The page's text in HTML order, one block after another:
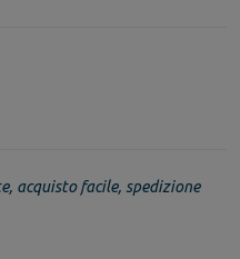
acquisto facile, spedizione